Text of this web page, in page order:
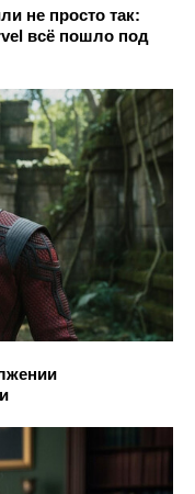
не просто так:
всё пошло под